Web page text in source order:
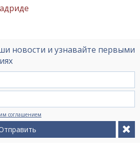
новости и узнавайте первыми
соглашением